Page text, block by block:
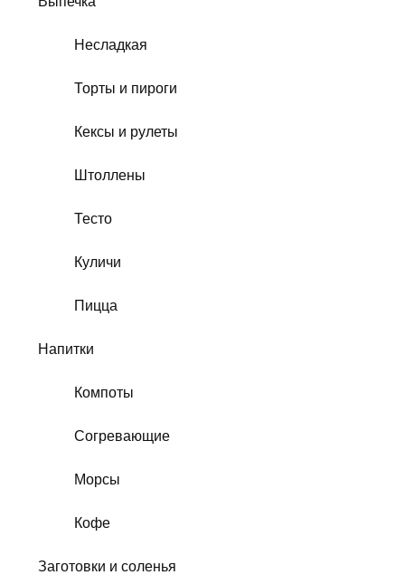
Несладкая
Торты и пироги
Кексы и рулеты
Штоллены
Тесто
Куличи
Пицца
Напитки
Компоты
Согревающие
Морсы
Кофе
Заготовки и соленья